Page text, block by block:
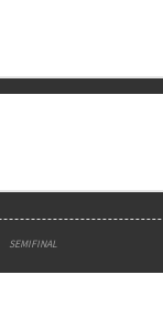
SEMIFINAL